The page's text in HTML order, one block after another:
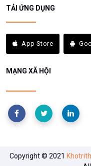
TẢI ỨNG DỤNG
App Store
MẠNG XÃ HỘI
Copyright © 2021